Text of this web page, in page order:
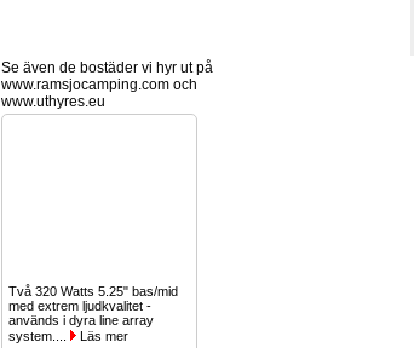
Se även de bostäder vi hyr ut på
www.ramsjocamping.com och
www.uthyres.eu
Två 320 Watts 5.25" bas/mid
med extrem ljudkvalitet -
används i dyra line array
system....
Läs mer